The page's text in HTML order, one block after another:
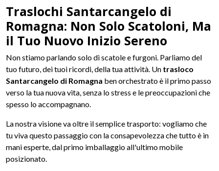
Traslochi Santarcangelo di
Romagna: Non Solo Scatoloni, Ma
il Tuo Nuovo Inizio Sereno
Non stiamo parlando solo di scatole e furgoni. Parliamo del
tuo futuro, dei tuoi ricordi, della tua attività. Un trasloco
Santarcangelo di Romagna ben orchestrato è il primo passo
verso la tua nuova vita, senza lo stress e le preoccupazioni che
spesso lo accompagnano.
La nostra visione va oltre il semplice trasporto: vogliamo che
tu viva questo passaggio con la consapevolezza che tutto è in
mani esperte, dal primo imballaggio all'ultimo mobile
posizionato.